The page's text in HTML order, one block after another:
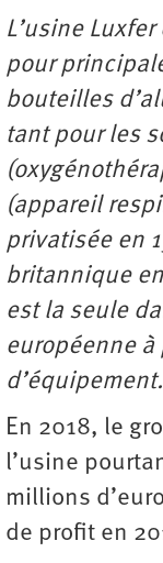
L’usine
pour
bouteilles
tant pour les
(appareil
privatisée en
britannique
est la seule
européenne à
d’équipement.
En 2018, le
l’usine
millions
de profit en